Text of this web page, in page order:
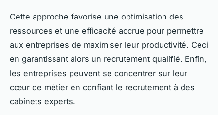
Cette approche favorise une optimisation des
ressources et une efficacité accrue pour permettre
aux entreprises de maximiser leur productivité. Ceci
en garantissant alors un recrutement qualifié. Enfin,
les entreprises peuvent se concentrer sur leur
cœur de métier en confiant le recrutement à des
cabinets experts.